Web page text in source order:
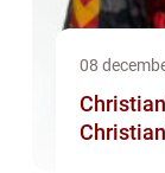
08